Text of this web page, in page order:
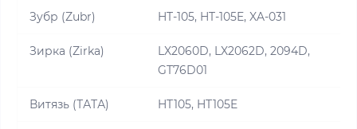
Зубр (Zubr) HT-105, HT-105E, XA-031
Зирка (Zirka)
LX2060D, LX2062D, 2094D,
GT76D01
Витязь (ТАТА) HT105, HT105E